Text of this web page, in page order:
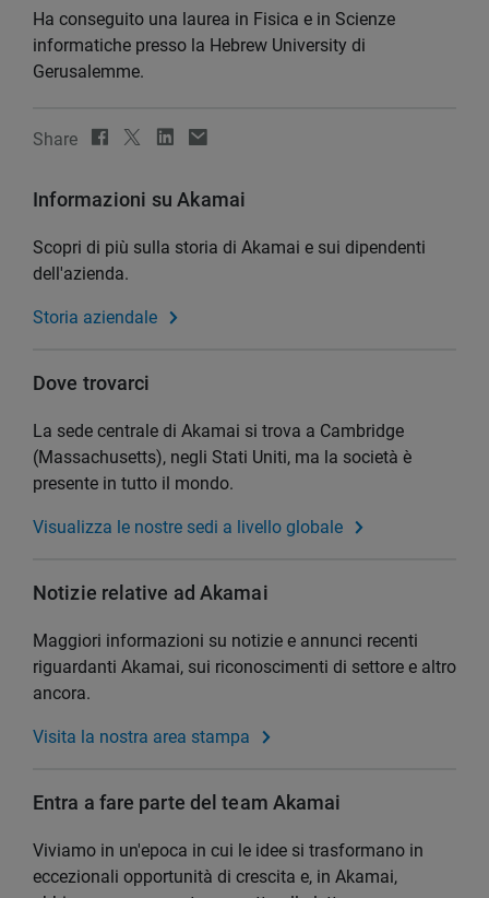
Ha conseguito una laurea in Fisica e in Scienze
informatiche presso la Hebrew University di
Gerusalemme.
Share
Informazioni su Akamai
Scopri di più sulla storia di Akamai e sui dipendenti
dell'azienda.
Storia aziendale
Dove trovarci
La sede centrale di Akamai si trova a Cambridge
(Massachusetts), negli Stati Uniti, ma la società è
presente in tutto il mondo.
Visualizza le nostre sedi a livello globale
Notizie relative ad Akamai
Maggiori informazioni su notizie e annunci recenti
riguardanti Akamai, sui riconoscimenti di settore e altro
ancora.
Visita la nostra area stampa
Entra a fare parte del team Akamai
Viviamo in un'epoca in cui le idee si trasformano in
eccezionali opportunità di crescita e, in Akamai,